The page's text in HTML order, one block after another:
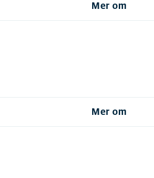
Mer om
Mer om